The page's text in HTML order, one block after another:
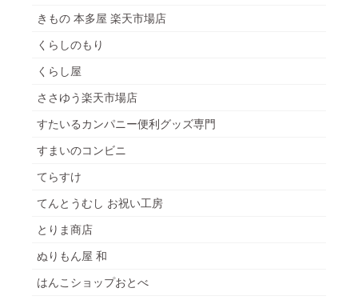
きもの 本多屋 楽天市場店
くらしのもり
くらし屋
ささゆう楽天市場店
すたいるカンパニー便利グッズ専門
すまいのコンビニ
てらすけ
てんとうむし お祝い工房
とりま商店
ぬりもん屋 和
はんこショップおとべ